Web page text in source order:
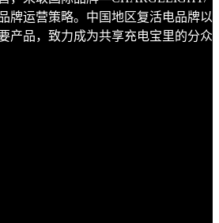
牌运营策略。中国地区复活电品牌以
产品，致力成为共享充电宝里的分众